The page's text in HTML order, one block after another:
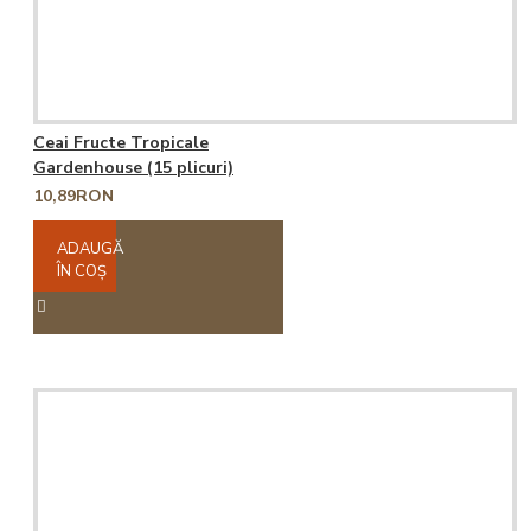
Ceai Fructe Tropicale
Gardenhouse (15 plicuri)
10,89RON
ADAUGĂ
ÎN COŞ